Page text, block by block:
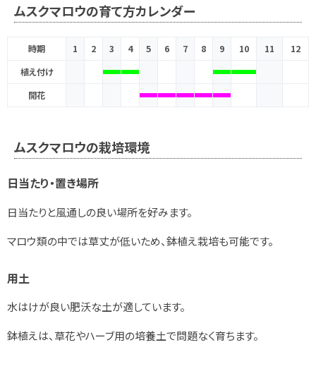
ムスクマロウの育て方カレンダー
時期 1 2 3 4 5 6 7 8 9 10 11
12
植え付け
開花
ムスクマロウの栽培環境
日当たり・置き場所
日当たりと風通しの良い場所を好みます。
マロウ類の中では草丈が低いため、鉢植え栽培も可能です。
用土
水はけが良い肥沃な土が適しています。
鉢植えは、草花やハーブ用の培養土で問題なく育ちます。